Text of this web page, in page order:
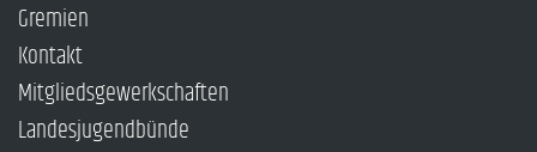
Gremien
Kontakt
Mitgliedsgewerkschaften
Landesjugendbünde